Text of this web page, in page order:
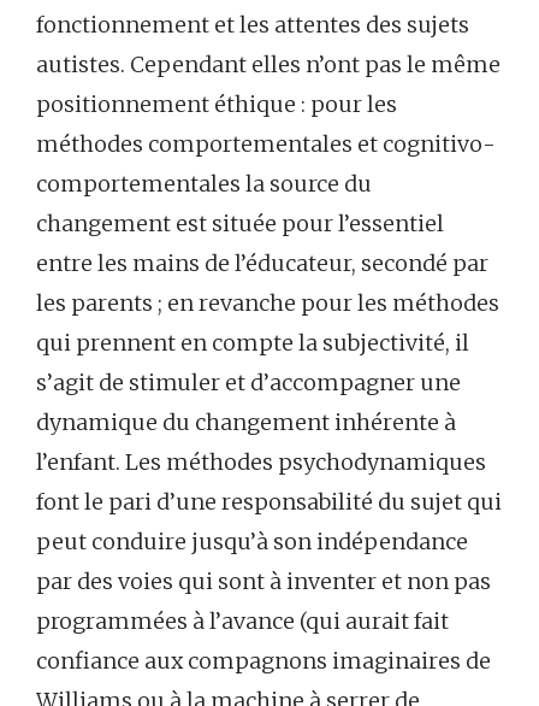
fonctionnement et les attentes des sujets
autistes. Cependant elles n’ont pas le même
positionnement éthique : pour les
méthodes comportementales et cognitivo-
comportementales la source du
changement est située pour l’essentiel
entre les mains de l’éducateur, secondé par
les parents ; en revanche pour les méthodes
qui prennent en compte la subjectivité, il
s’agit de stimuler et d’accompagner une
dynamique du changement inhérente à
l’enfant. Les méthodes psychodynamiques
font le pari d’une responsabilité du sujet qui
peut conduire jusqu’à son indépendance
par des voies qui sont à inventer et non pas
programmées à l’avance (qui aurait fait
confiance aux compagnons imaginaires de
Williams ou à la machine à serrer de